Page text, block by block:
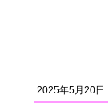
2025年5月20日